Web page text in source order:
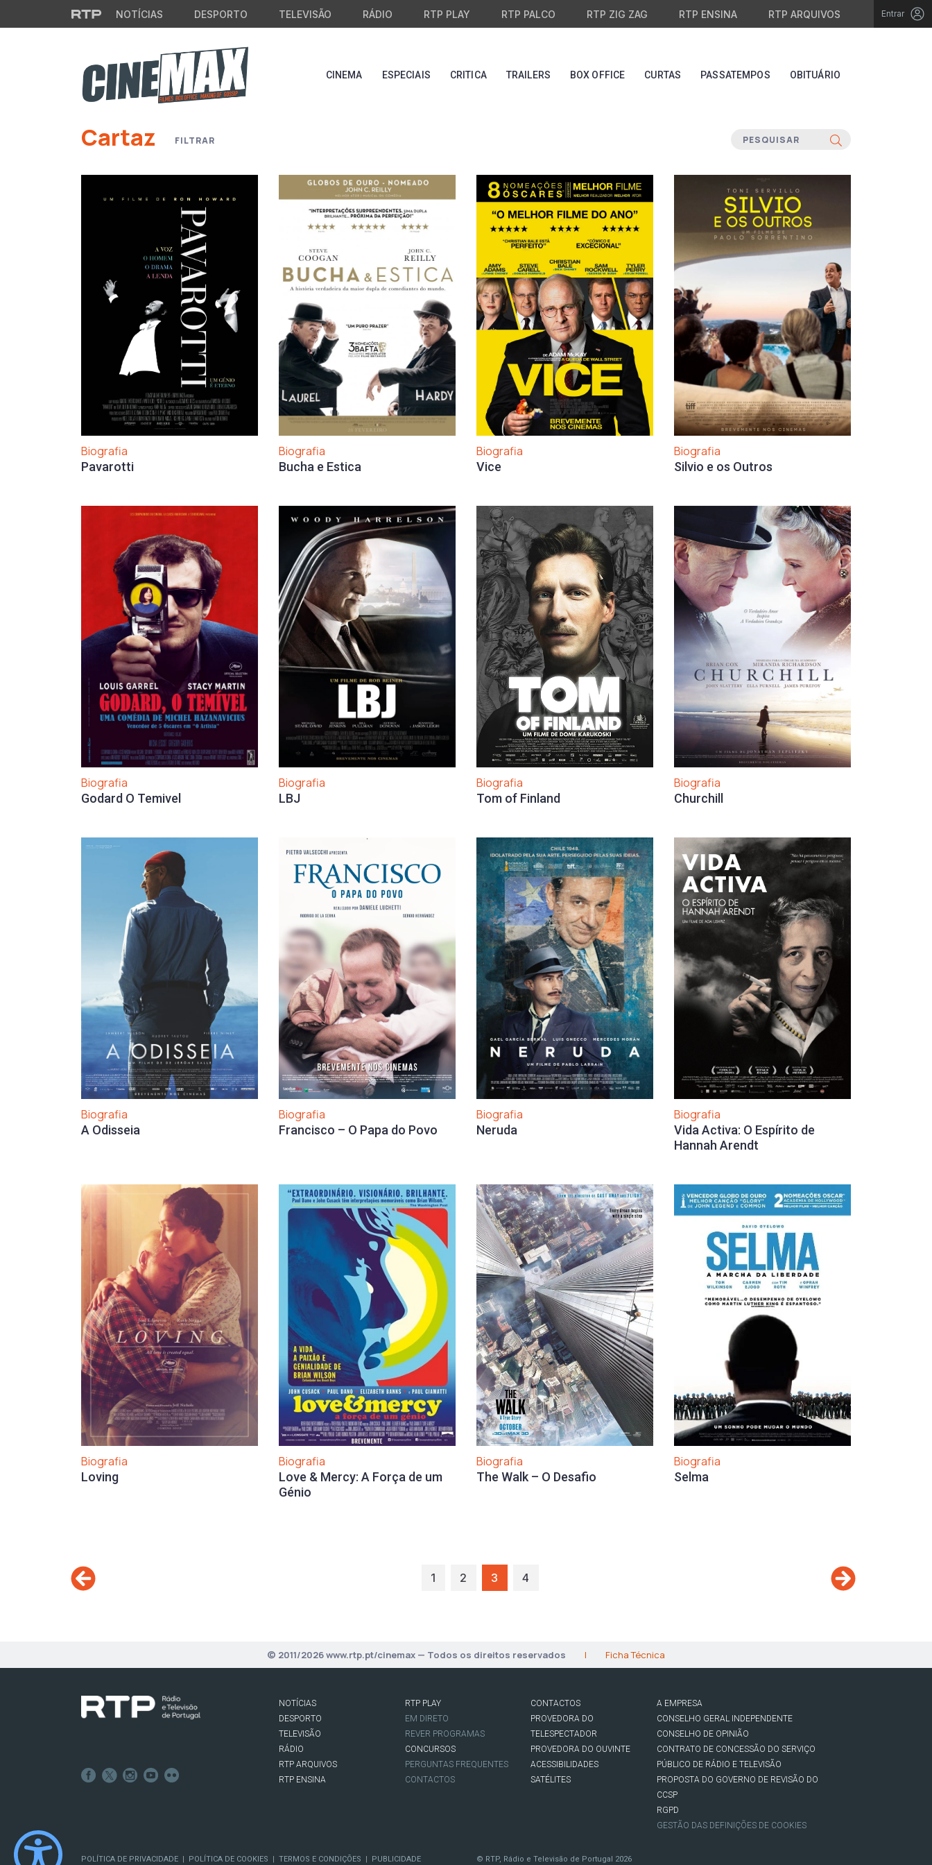
Saltar para o conteúdo principal
NOTÍCIAS DESPORTO TELEVISÃO RÁDIO RTP PLAY RTP PALCO RTP ZIG ZAG RTP ENSINA RTP ARQUIVOS Entrar
CINEMA ESPECIAIS CRITICA TRAILERS BOX OFFICE CURTAS PASSATEMPOS OBITUÁRIO
Cartaz FILTRAR
Biografia
Pavarotti
Biografia
Bucha e Estica
Biografia
Vice
Biografia
Silvio e os Outros
Biografia
Godard O Temivel
Biografia
LBJ
Biografia
Tom of Finland
Biografia
Churchill
Biografia
A Odisseia
Biografia
Francisco – O Papa do Povo
Biografia
Neruda
Biografia
Vida Activa: O Espírito de
Hannah Arendt
Biografia
Loving
Biografia
Love & Mercy: A Força de um
Génio
Biografia
The Walk – O Desafio
Biografia
Selma
1 2 3 4
© 2011/2026 www.rtp.pt/cinemax — Todos os direitos reservados | Ficha Técnica
NOTÍCIAS
DESPORTO
TELEVISÃO
RÁDIO
RTP ARQUIVOS
RTP ENSINA
RTP PLAY
EM DIRETO
REVER PROGRAMAS
CONCURSOS
PERGUNTAS FREQUENTES
CONTACTOS
CONTACTOS
PROVEDORA DO
TELESPECTADOR
PROVEDORA DO OUVINTE
ACESSIBILIDADES
SATÉLITES
A EMPRESA
CONSELHO GERAL INDEPENDENTE
CONSELHO DE OPINIÃO
CONTRATO DE CONCESSÃO DO SERVIÇO
PÚBLICO DE RÁDIO E TELEVISÃO
PROPOSTA DO GOVERNO DE REVISÃO DO
CCSP
RGPD
GESTÃO DAS DEFINIÇÕES DE COOKIES
POLÍTICA DE PRIVACIDADE POLÍTICA DE COOKIES TERMOS E CONDIÇÕES PUBLICIDADE © RTP, Rádio e Televisão de Portugal 2026